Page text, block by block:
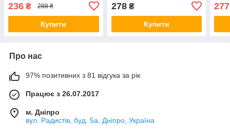
236 ₴ 288 ₴
Купити
278₴
Купити
277
Про нас
97% позитивних з 81 відгука за рік
Працює з 26.07.2017
м. Дніпро
вул. Радистів, буд. 5а, Дніпро, Україна